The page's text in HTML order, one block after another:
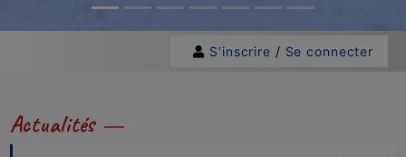
S'inscrire / Se connecter
Actualités